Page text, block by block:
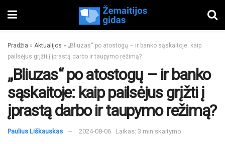
Pradžia » Aktualijos » „Bliuzas“ po atostogų – ir banko sąskaitoje: kaip
pailsėjus grįžti į įprastą darbo ir taupymo režimą?
„Bliuzas“ po atostogų – ir banko
sąskaitoje: kaip pailsėjus grįžti į
įprastą darbo ir taupymo režimą?
Paulius Liškauskas 2024-08-06 Laikas: 3 min skaitymo